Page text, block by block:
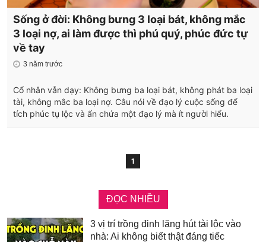
Sống ở đời: Không bưng 3 loại bát, không mắc
3 loại nợ, ai làm được thì phú quý, phúc đức tự
về tay
3 năm trước
Cổ nhân vẫn dạy: Không bưng ba loại bát, không phát ba loại
tài, không mắc ba loại nợ. Câu nói về đạo lý cuộc sống để
tích phúc tụ lộc và ẩn chứa một đạo lý mà ít người hiểu.
1
ĐỌC NHIỀU
3 vị trí trồng đinh lăng hút tài lộc vào
nhà: Ai không biết thật đáng tiếc